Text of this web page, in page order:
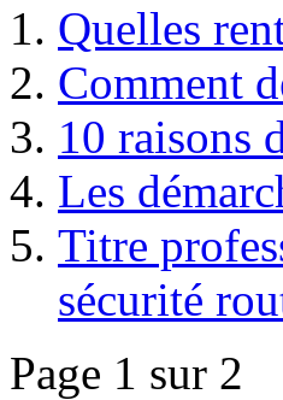
Quelles
Comment
10 raisons
Les
Titre
sécurité
Page 1 sur 2